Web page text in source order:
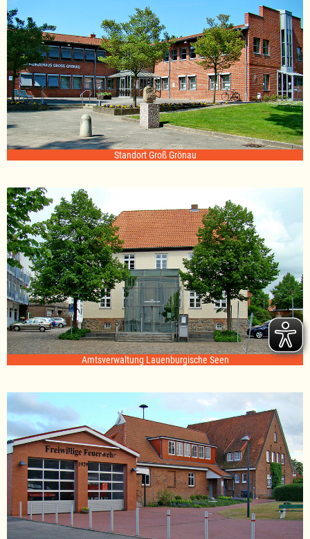
Standort Groß Grönau
Amtsverwaltung Lauenburgische Seen